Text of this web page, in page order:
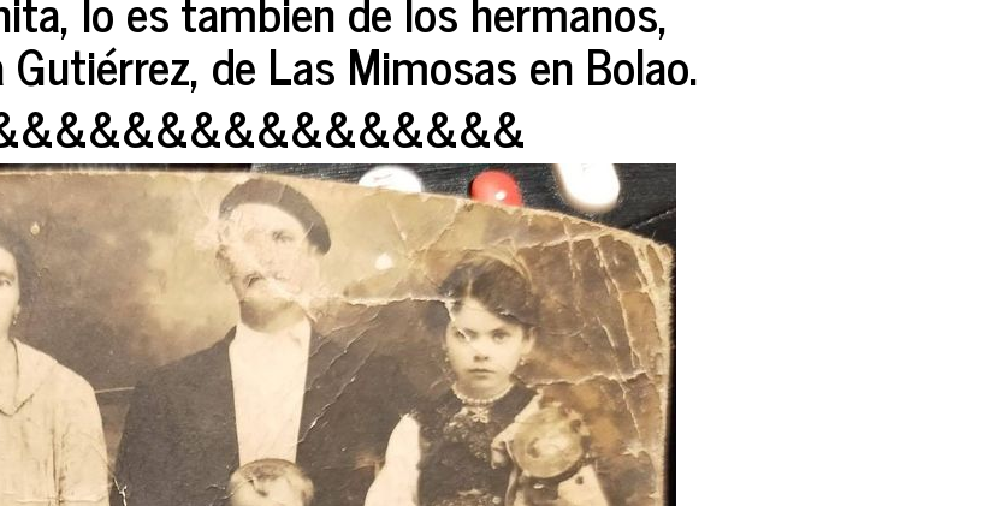
de Las Mimosas en Bolao.